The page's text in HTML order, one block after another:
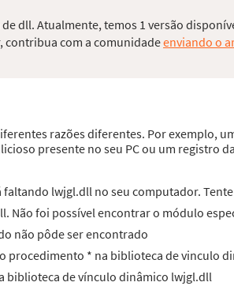
dll. Atualmente, temos 1 versão
contribua com a comunidadeenviando o
razões diferentes. Por exemplo,
presente no seu PC ou um registro
lwjgl.dll no seu computador.
Não foi possível encontrar o módulo
não pôde ser encontrado
procedimento * na biblioteca de vinculo
biblioteca de vínculo dinâmico lwjgl.dll